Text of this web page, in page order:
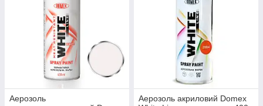
Аерозоль
Аерозоль акриловий Domex